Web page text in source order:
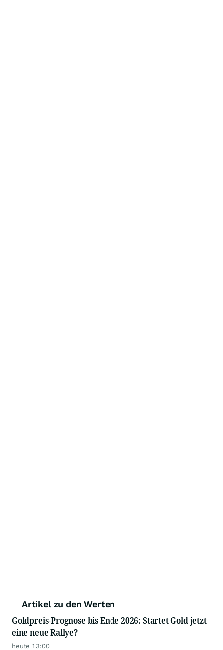
Artikel zu den Werten
Goldpreis-Prognose bis Ende 2026: Startet Gold jetzt
eine neue Rallye?
heute 13:00